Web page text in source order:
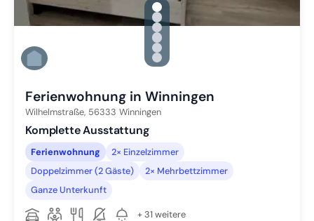
gallery.slide_selector
Zu Slide 1 wechseln
Zu Slide 2 wechseln
Zu Slide 3 wechseln
Zu Slide 4 wechseln
Zu Slide 5 wechseln
Zu Slide 6 wechseln
Ferienwohnung in Winningen
Wilhelmstraße, 56333 Winningen
Komplette Ausstattung
Ferienwohnung
2× Einzelzimmer
Doppelzimmer (2 Gäste)
2× Mehrbettzimmer
Ganze Unterkunft
+ 31 weitere